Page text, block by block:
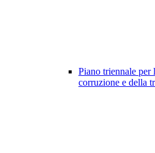
Piano triennale per
corruzione e della